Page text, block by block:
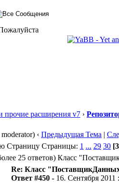
прочие расширения v7 ›
‹ Предыдущая Тема |
Страницы: 1 ... 29 30
Класс
Re: Класс
Ответ #450 - 16. Сентября 2011